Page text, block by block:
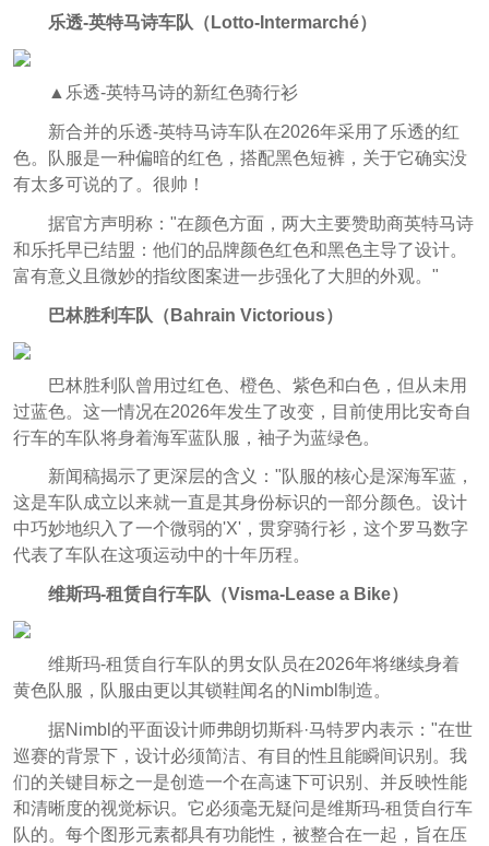
乐透-英特马诗车队（Lotto-Intermarché）
▲乐透-英特马诗的新红色骑行衫
新合并的乐透-英特马诗车队在2026年采用了乐透的红
色。队服是一种偏暗的红色，搭配黑色短裤，关于它确实没
有太多可说的了。很帅！
据官方声明称："在颜色方面，两大主要赞助商英特马诗
和乐托早已结盟：他们的品牌颜色红色和黑色主导了设计。
富有意义且微妙的指纹图案进一步强化了大胆的外观。"
巴林胜利车队（ Bahrain Victorious）
巴林胜利队曾用过红色、橙色、紫色和白色，但从未用
过蓝色。这一情况在2026年发生了改变，目前使用比安奇自
行车的车队将身着海军蓝队服，袖子为蓝绿色。
新闻稿揭示了更深层的含义："队服的核心是深海军蓝，
这是车队成立以来就一直是其身份标识的一部分颜色。设计
中巧妙地织入了一个微弱的'X'，贯穿骑行衫，这个罗马数字
代表了车队在这项运动中的十年历程。
维斯玛-租赁自行车队（Visma-Lease a Bike）
维斯玛-租赁自行车队的男女队员在2026年将继续身着
黄色队服，队服由更以其锁鞋闻名的Nimbl制造。
据Nimbl的平面设计师弗朗切斯科·马特罗内表示："在世
巡赛的背景下，设计必须简洁、有目的性且能瞬间识别。我
们的关键目标之一是创造一个在高速下可识别、并反映性能
和清晰度的视觉标识。它必须毫无疑问是维斯玛-租赁自行车
队的。每个图形元素都具有功能性，被整合在一起，旨在压